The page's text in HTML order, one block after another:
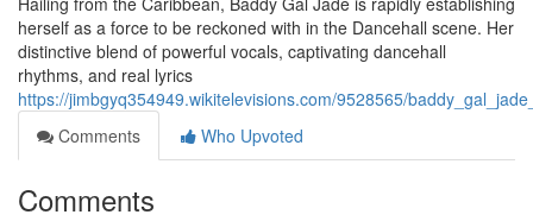
herself as a force to be reckoned with in the Dancehall scene. Her
distinctive blend of powerful vocals, captivating dancehall
rhythms, and real lyrics
https://jimbgyq354949.wikitelevisions.com/9528565/
Comments
Who Upvoted
Comments